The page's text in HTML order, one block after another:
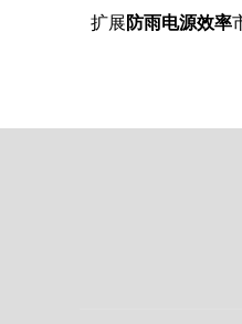
扩展防雨电源效率